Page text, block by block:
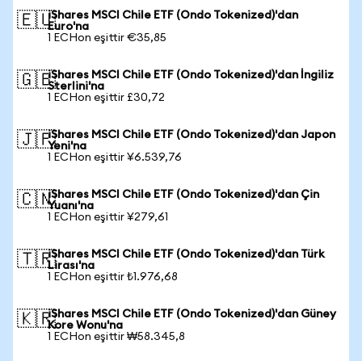
🇪🇺iShares MSCI Chile ETF (Ondo Tokenized)'dan
Euro'na
1 ECHon eşittir €35,85
🇬🇧iShares MSCI Chile ETF (Ondo Tokenized)'dan İngiliz
Sterlini'na
1 ECHon eşittir £30,72
🇯🇵iShares MSCI Chile ETF (Ondo Tokenized)'dan Japon
Yeni'na
1 ECHon eşittir ¥6.539,76
🇨🇳iShares MSCI Chile ETF (Ondo Tokenized)'dan Çin
Yuanı'na
1 ECHon eşittir ¥279,61
🇹🇷iShares MSCI Chile ETF (Ondo Tokenized)'dan Türk
Lirası'na
1 ECHon eşittir ₺1.976,68
🇰🇷iShares MSCI Chile ETF (Ondo Tokenized)'dan Güney
Kore Wonu'na
1 ECHon eşittir ₩58.345,8